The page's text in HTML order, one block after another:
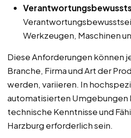
Werkzeugen, Maschinen
Diese Anforderungen können
Branche, Firma und Art der
werden, variieren. In
automatisierten Umgebungen
technische Kenntnisse und
Harzburg erforderlich sein.